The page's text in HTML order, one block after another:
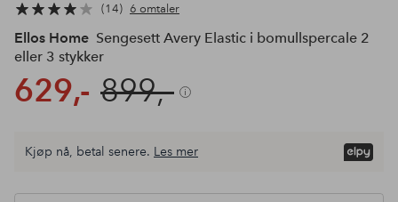
14 6 omtaler
Ellos Home Sengesett Avery Elastic i bomullspercale 2
eller 3 stykker
629,- 899,-
størrelse
Legg i
Kjøp nå, betal senere. Les mer